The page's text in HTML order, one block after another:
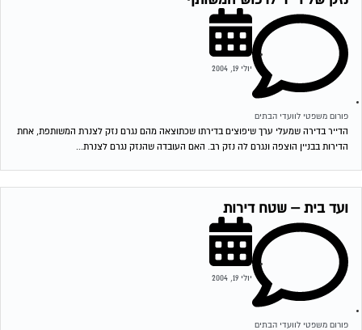
פורום משפטי לוועדי הבתים
יולי 19, 2004
הדייר בדירה שמעלי ערך שיפוצים בדירתו שכתוצאה מהם נגרם נזק לצנרת המשותפת, אחת
הדירות בבניין הוצפה ונגרם לה נזק רב. האם העובדה שהנזק נגרם לצנרת...
ועד בית – שטח דירות
פורום משפטי לוועדי הבתים
יולי 19, 2004